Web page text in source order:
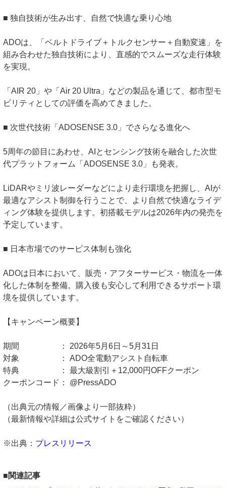
■ 独自技術が生み出す、自然で快適な乗り心地
ADOは、「ベルトドライブ＋トルクセンサー＋自動変速」を
組み合わせた独自技術により、直感的でスムーズな走行体験
を実現。
「AIR 20」や「Air 20 Ultra」などの製品を通じて、都市型モ
ビリティとしての評価を高めてきました。
■ 次世代技術「ADOSENSE 3.0」でさらなる進化へ
5周年の節目にあわせ、AIとセンシング技術を融合した次世
代プラットフォーム「ADOSENSE 3.0」も発表。
LiDARやミリ波レーダーなどにより走行環境を把握し、AIが
最適なアシスト制御を行うことで、より自然で快適なライデ
ィング体験を提供します。初搭載モデルは2026年内の発売を
予定しています。
■ 日本市場でのサービス体制も強化
ADOは日本において、販売・アフターサービス・物流を一体
化した体制を整備。購入後も安心して利用できるサポート環
境を提供しています。
【キャンペーン概要】
期間 ： 2026年5月6日～5月31日
対象 ： ADO全電動アシスト自転車
特典 ： 最大級割引＋12,000円OFFクーポン
クーポンコード： @PressADO
（出典元の情報／画像より一部抜粋）
（最新情報や詳細は公式サイトをご確認ください）
※出典： プレスリリース
■関連記事